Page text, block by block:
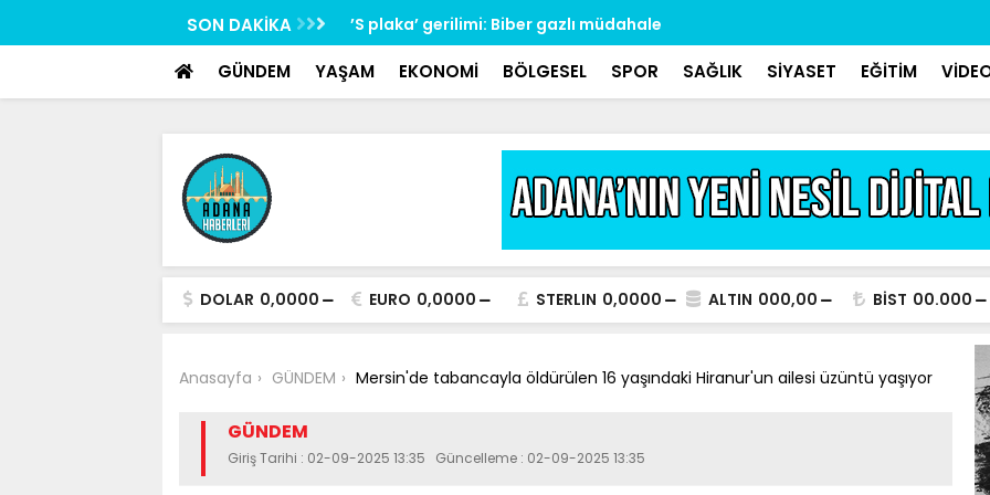
google-site-verification: google517657b2f8970707.html
SON DAKİKA
tabancayla kovalayan şüpheli ’S plaka’ gerilimi: Biber gazlı müdahale
Oto kilitçi
ölü
GÜNDEM YAŞAM EKONOMİ BÖLGESEL SPOR SAĞLIK SİYASET EĞİTİM
DOLAR 0,0000 EURO 0,0000 STERLIN 0,0000 ALTIN 000,00 BİST 00.000
Anasayfa GÜNDEM Mersin'de tabancayla öldürülen 16 yaşındaki Hiranur'un ailesi üzüntü yaşıyor
GÜNDEM
Giriş Tarihi : 02-09-2025 13:35 Güncelleme : 02-09-2025 13:35